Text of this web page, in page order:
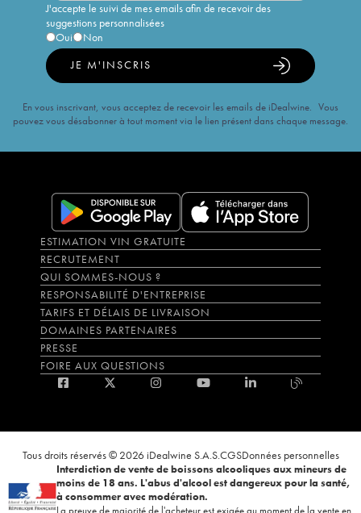
J'accepte le suivi de mes emails afin de recevoir des
suggestions personnalisées
Oui
Non
JE M'INSCRIS
En vous inscrivant, vous acceptez de recevoir les emails de iDealwine. Vous
pouvez vous désabonner à tout moment via le lien présent dans chaque message.
ESTIMATION VIN GRATUITE
RECRUTEMENT
QUI SOMMES-NOUS ?
RESPONSABILITÉ D'ENTREPRISE
TARIFS ET DÉLAIS DE LIVRAISON
DOMAINES PARTENAIRES
PRESSE
FOIRE AUX QUESTIONS
Tous droits réservés © 2026 iDealwine S.A.S.CGSDonnées personnelles
Interdiction de vente de boissons alcooliques aux mineurs de
moins de 18 ans. L'abus d'alcool est dangereux pour la santé,
à consommer avec modération.
La preuve de majorité de l'acheteur est exigée au moment de la vente en